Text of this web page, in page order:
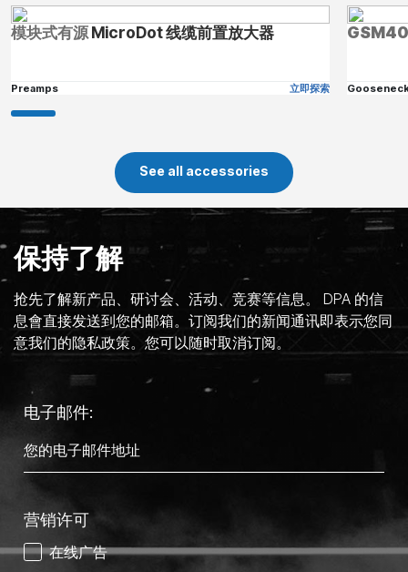
模块式有源MicroDot 线缆前置放大器
Preamps 立即探索
See all accessories
保持了解
抢先了解新产品、研讨会、活动、竞赛等信息。 DPA 的信
息會直接发送到您的邮箱。订阅我们的新闻通讯即表示您同
意我们的隐私政策。您可以随时取消订阅。
电子邮件:
营销许可
在线广告